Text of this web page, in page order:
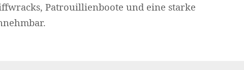
Patrouillienboote und eine starke